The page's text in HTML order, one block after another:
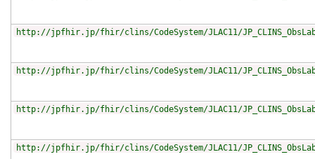
http://jpfhir.jp/fhir/clins/CodeSystem/JLAC11/
http://jpfhir.jp/fhir/clins/CodeSystem/JLAC11/
http://jpfhir.jp/fhir/clins/CodeSystem/JLAC11/
http://jpfhir.jp/fhir/clins/CodeSystem/JLAC11/